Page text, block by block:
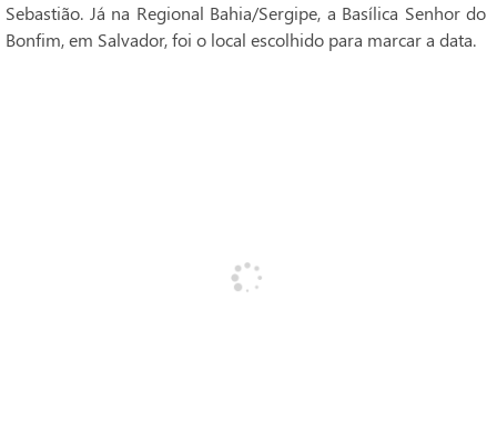
Sebastião. Já na Regional Bahia/Sergipe, a Basílica Senhor do
Bonfim, em Salvador, foi o local escolhido para marcar a data.